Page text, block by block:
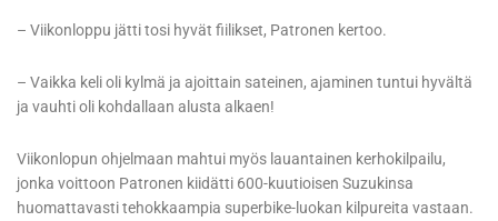
– Viikonloppu jätti tosi hyvät fiilikset, Patronen kertoo.
– Vaikka keli oli kylmä ja ajoittain sateinen, ajaminen tuntui hyvältä
ja vauhti oli kohdallaan alusta alkaen!
Viikonlopun ohjelmaan mahtui myös lauantainen kerhokilpailu,
jonka voittoon Patronen kiidätti 600-kuutioisen Suzukinsa
huomattavasti tehokkaampia superbike-luokan kilpureita vastaan.